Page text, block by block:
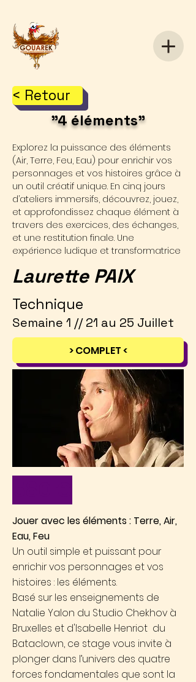
< Retour
"4 éléments"
Explorez la puissance des éléments
(Air, Terre, Feu, Eau) pour enrichir vos
personnages et vos histoires grâce à
un outil créatif unique. En cinq jours
d’ateliers immersifs, découvrez, jouez,
et approfondissez chaque élément à
travers des exercices, des échanges,
et une restitution finale. Une
expérience ludique et transformatrice
Laurette PAIX
Technique
Semaine 1 // 21 au 25 Juillet
> COMPLET <
Jouer avec les éléments : Terre, Air,
Eau, Feu
Un outil simple et puissant pour
enrichir vos personnages et vos
histoires : les éléments.
Basé sur les enseignements de
Natalie Yalon du Studio Chekhov à
Bruxelles et d'Isabelle Henriot du
Bataclown, ce stage vous invite à
plonger dans l’univers des quatre
forces fondamentales que sont la